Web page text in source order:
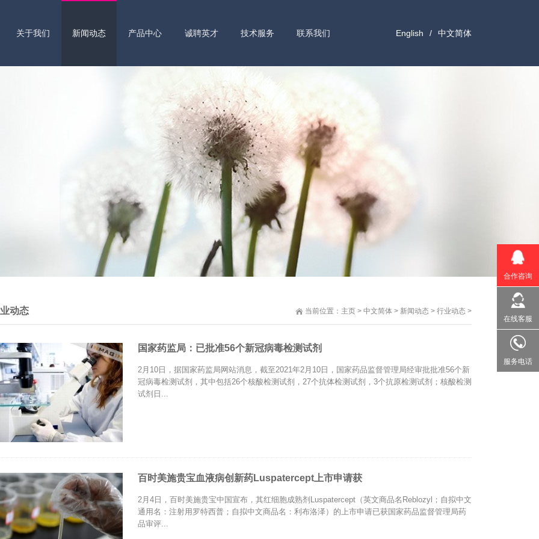
关于我们 新闻动态 产品中心 诚聘英才 技术服务 联系我们 English / 中文简体
当前位置： 主页 > 中文简体 > 新闻动态 > 行业动态 >
动态
国家药监局：已批准56个新冠病毒检测试剂
2月10日，据国家药监局网站消息，截至2021年2月10日，国家药品监督管理局经审批批准56个新
冠病毒检测试剂，其中包括26个核酸检测试剂，27个抗体检测试剂，3个抗原检测试剂；核酸检测
试剂日...
百时美施贵宝血液病创新药Luspatercept上市申请获
2月4日，百时美施贵宝中国宣布，其红细胞成熟剂Luspatercept（英文商品名Reblozyl；自拟中文
通用名：注射用罗特西普；自拟中文商品名：利布洛泽）的上市申请已获国家药品监督管理局药
品审评...
合作咨询
在线客服
服务电话